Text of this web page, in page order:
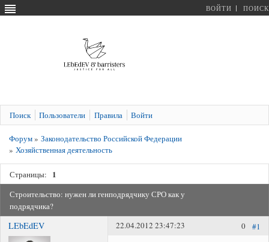
ВОЙТИ ПОИСК
Поиск Пользователи Правила Войти
Форум» Законодательство Российской Федерации
» Хозяйственная деятельность
Страницы: 1
Строительство: нужен ли генподрядчику СРО как у
подрядчика?
LEbEdEV #1
0
22.04.2012 23:47:23